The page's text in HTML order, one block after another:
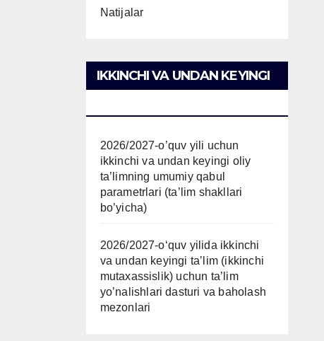
Natijalar
IKKINCHI VA UNDAN KEYINGI
2026/2027-o’quv yili uchun
ikkinchi va undan keyingi oliy
ta’limning umumiy qabul
parametrlari (ta’lim shakllari
bo’yicha)
2026/2027-oʻquv yilida ikkinchi
va undan keyingi taʼlim (ikkinchi
mutaxassislik) uchun ta’lim
yo’nalishlari dasturi va baholash
mezonlari